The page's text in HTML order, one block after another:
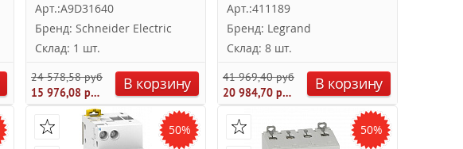
Арт.:A9D31640
Бренд: Schneider Electric
Склад: 1 шт.
24 578,58 руб.
15 976,08 руб.
В корзину
Арт.:411189
Бренд: Legrand
Склад: 8 шт.
41 969,40 руб.
20 984,70 руб.
В корзину
50% 50%